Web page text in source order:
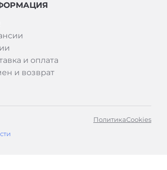
и оплата
и возврат
ПолитикаCookies